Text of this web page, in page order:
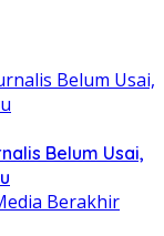
Belum Usai,